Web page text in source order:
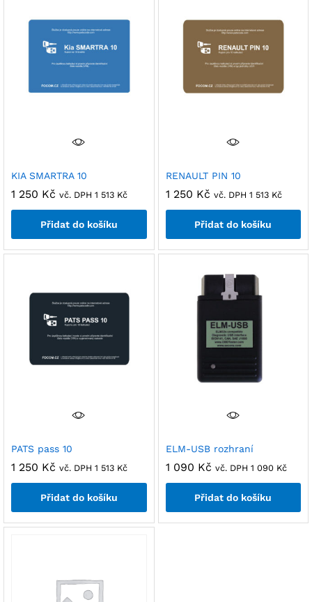
KIA SMARTRA 10
1 250 Kč vč. DPH 1 513 Kč
Přidat do košíku
RENAULT PIN 10
1 250 Kč vč. DPH 1 513 Kč
Přidat do košíku
PATS pass 10
1 250 Kč vč. DPH 1 513 Kč
Přidat do košíku
ELM-USB rozhraní
1 090 Kč vč. DPH 1 090 Kč
Přidat do košíku